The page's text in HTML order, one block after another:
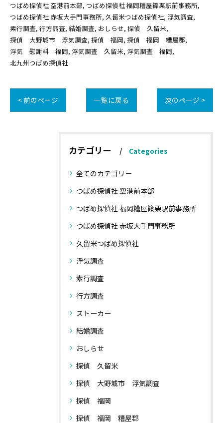
つばめ探偵社 空港前本部 つばめ探偵社 福岡糟屋篠栗駅前事務所
つばめ探偵社 赤坂大手門事務所 久留米つばめ探偵社 浮気調査
素行調査 行方調査 結婚調査 おしらせ 探偵 久留米
探偵 大野城市 浮気調査 探偵 福岡 探偵 福岡 糟屋郡
浮気 慰謝料 福岡 浮気調査 久留米 浮気調査 福岡
北九州つばめ探偵社
< 前のページ 一覧に戻る 次のページ >
カテゴリー Categories
全てのカテゴリー
つばめ探偵社 空港前本部
つばめ探偵社 福岡糟屋篠栗駅前事務所
つばめ探偵社 赤坂大手門事務所
久留米つばめ探偵社
浮気調査
素行調査
行方調査
ストーカー
結婚調査
おしらせ
探偵 久留米
探偵 大野城市 浮気調査
探偵 福岡
探偵 福岡 糟屋郡